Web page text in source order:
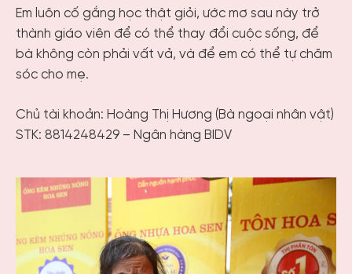
Em luôn cố gắng học thật giỏi, ước mơ sau này trở
thành giáo viên để có thể thay đổi cuộc sống, để
bà không còn phải vất vả, và để em có thể tự chăm
sóc cho mẹ.
Chủ tài khoản: Hoàng Thị Hương (Bà ngoại nhân vật)
STK: 8814248429 – Ngân hàng BIDV